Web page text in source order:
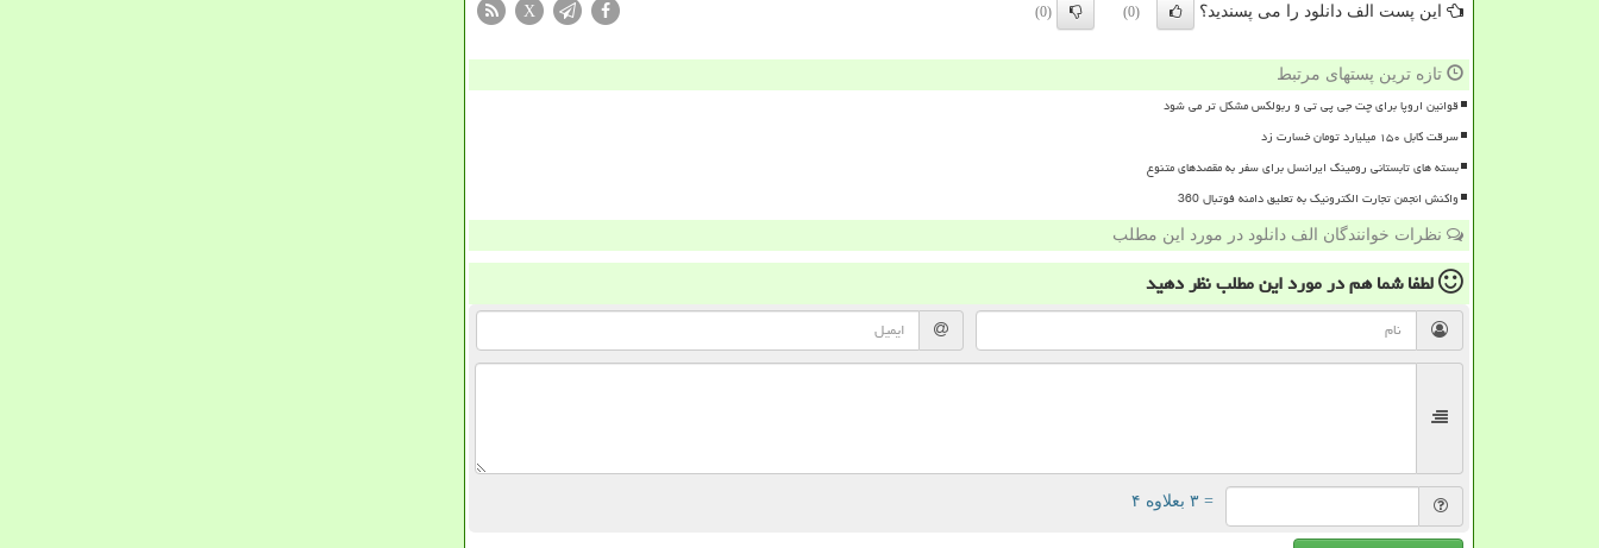
این پست الف دانلود را می پسندید؟ (0)
(0)
X
تازه ترین پستهای مرتبط
قوانین اروپا برای چت جی پی تی و ربولکس مشکل تر می شود
سرقت کابل ۱۵۰ میلیارد تومان خسارت زد
بسته های تابستانی رومینگ ایرانسل برای سفر به مقصدهای متنوع
واکنش انجمن تجارت الکترونیک به تعلیق دامنه فوتبال 360
نظرات خوانندگان الف دانلود در مورد این مطلب
لطفا شما همدر مورد این مطلبنظر دهید
= ۳ بعلاوه ۴